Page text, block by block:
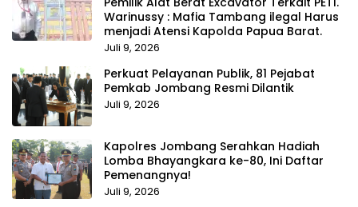
Warinussy : Mafia Tambang ilegal Harus
menjadi Atensi Kapolda Papua Barat.
Juli 9, 2026
Perkuat Pelayanan Publik, 81 Pejabat
Pemkab Jombang Resmi Dilantik
Juli 9, 2026
Kapolres Jombang Serahkan Hadiah
Lomba Bhayangkara ke-80, Ini Daftar
Pemenangnya!
Juli 9, 2026